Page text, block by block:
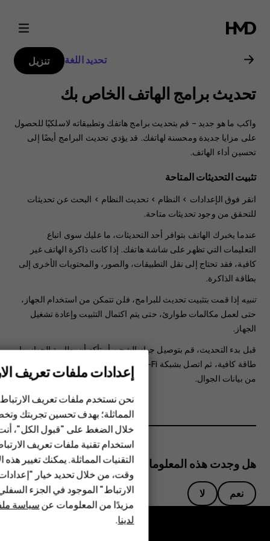
دليل
مستخدم
Nokia
G21
الهواتف الذكية
الهواتف المميزة
HMD Terra M
HMD DUB
تحديد اللغة تنزيل
تحديث برامج الهاتف الخاص بك
واكب ما هو جديد – قم بتحديث برامج هاتفك وتطبيقاته لاسلكيًا للحصول
على مزايا جديدة ومحسنة لهاتفك. قد يؤدي تحديث البرامج أيضًا إلى
تحسين أداء الهاتف.
تثبيت التحديثات المتاحة
انقر فوق الإعدادات > النظام >تحديث النظام > البحث عن تحديثات
للتحقق من وجود تحديثات متاحة.
عندما يخبرك الهاتف بتوافر أحد التحديثات، ما عليك سوى اتباع
التعليمات التي تظهر على شاشة هاتفك. إذا كانت ذاكرة الهاتف غير
كافية، فقد تحتاج إلى نقل التطبيقات، والصور، والمحتويات الأخرى إلى
بطاقة الذاكرة.
تنبيه إذا قمت بتثبيت تحديث للبرامج، فلن تتمكن من استخدام الجهاز،
حتى لعمل مكالمات طوارئ، حتى يتم اكتمال التثبيت وإعادة تشغيل
الجهاز.
قبل بدء التحديث، قم بتوصيل جهاز الشحن أو تأكد أن بطارية الجهاز بها
طاقة كافية، ثم اتصل بشبكة Wi-Fi، فقد تستهلك حزم التحديث الكثير
من بيانات الجوال.
هل وجدت هذه المعلومات مفيدة؟
نعم لا
إعدادات ملفات تعريف
نحن نستخدم ملفات تعريف
المماثلة؛ بهدف تحسين تجربتك
خلال الضغط على "قبول الكل"،
استخدام تقنية ملفات تعريف
التقنيات المماثلة. يمكنك تغيير
وقت، من خلال تحديد خيار
الارتباط" الموجود في الجزء
مزيدًا من المعلومات عنسياسة
لدينا.